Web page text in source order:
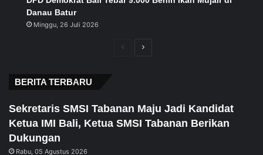
Danau Batur
Minggu, 26 Juli 2026
PreviousNext
BERITA TERBARU
Sekretaris SMSI Tabanan Maju Jadi Kandidat
Ketua IMI Bali, Ketua SMSI Tabanan Berikan
Dukungan
Rabu, 05 Agustus 2026